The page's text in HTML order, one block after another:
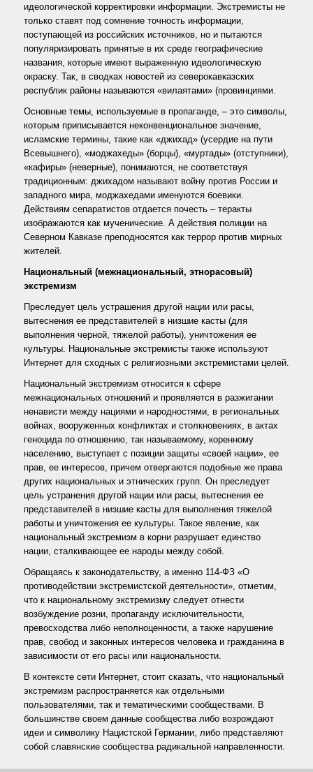
идеологической корректировки информации. Экстремисты не
только ставят под сомнение точность информации,
поступающей из российских источников, но и пытаются
популяризировать принятые в их среде географические
названия, которые имеют выраженную идеологическую
окраску. Так, в сводках новостей из северокавказских
республик районы называются «вилаятами» (провинциями.
Основные темы, используемые в пропаганде, – это символы,
которым приписывается неконвенциональное значение,
исламские термины, такие как «джихад» (усердие на пути
Всевышнего), «моджахеды» (борцы), «муртады» (отступники),
«кафиры» (неверные), понимаются, не соответствуя
традиционным: джихадом называют войну против России и
западного мира, моджахедами именуются боевики.
Действиям сепаратистов отдается почесть – теракты
изображаются как мученические. А действия полиции на
Северном Кавказе преподносятся как террор против мирных
жителей.
Национальный (межнациональный, этнорасовый)
экстремизм
Преследует цель устрашения другой нации или расы,
вытеснения ее представителей в низшие касты (для
выполнения черной, тяжелой работы), уничтожения ее
культуры. Национальные экстремисты также используют
Интернет для сходных с религиозными экстремистами целей.
Национальный экстремизм относится к сфере
межнациональных отношений и проявляется в разжигании
ненависти между нациями и народностями, в региональных
войнах, вооруженных конфликтах и столкновениях, в актах
геноцида по отношению, так называемому, коренному
населению, выступает с позиции защиты «своей нации», ее
прав, ее интересов, причем отвергаются подобные же права
других национальных и этнических групп. Он преследует
цель устранения другой нации или расы, вытеснения ее
представителей в низшие касты для выполнения тяжелой
работы и уничтожения ее культуры. Такое явление, как
национальный экстремизм в корни разрушает единство
нации, сталкивающее ее народы между собой.
Обращаясь к законодательству, а именно 114-ФЗ «О
противодействии экстремистской деятельности», отметим,
что к национальному экстремизму следует отнести
возбуждение розни, пропаганду исключительности,
превосходства либо неполноценности, а также нарушение
прав, свобод и законных интересов человека и гражданина в
зависимости от его расы или национальности.
В контексте сети Интернет, стоит сказать, что национальный
экстремизм распространяется как отдельными
пользователями, так и тематическими сообществами. В
большинстве своем данные сообщества либо возрождают
идеи и символику Нацистской Германии, либо представляют
собой славянские сообщества радикальной направленности.